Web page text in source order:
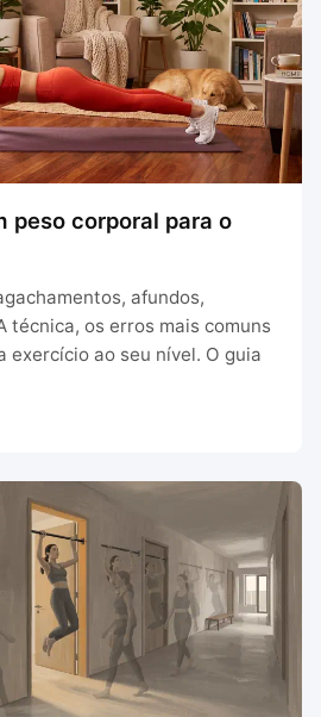
peso corporal para o
afundos,
técnica, os erros mais comuns
exercício ao seu nível. O guia